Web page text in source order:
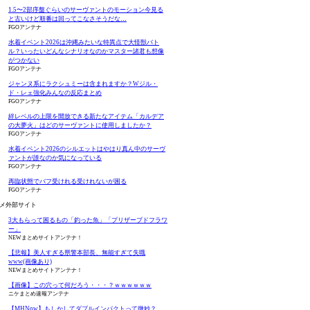
1.5〜2部序盤ぐらいのサーヴァントのモーション今見る
と古いけど順番は回ってこなさそうだな…
FGOアンテナ
水着イベント2026は沖縄みたいな特異点で大怪獣バト
ル？いったいどんなシナリオなのかマスター諸君も想像
がつかない
FGOアンテナ
ジャンヌ系にラクシュミーは含まれますか？Wジル・
ド・レェ強化みんなの反応まとめ
FGOアンテナ
絆レベルの上限を開放できる新たなアイテム「カルデア
の大夢火」はどのサーヴァントに使用しましたか？
FGOアンテナ
水着イベント2026のシルエットはやはり真ん中のサーヴ
ァントが誰なのか気になっている
FGOアンテナ
再臨状態でバフ受けれる受けれないが困る
FGOアンテナ
外部サイト
3大もらって困るもの「釣った魚」「プリザーブドフラワ
ー」
NEWまとめサイトアンテナ！
【悲報】美人すぎる県警本部長、無能すぎて失職
www(画像あり)
NEWまとめサイトアンテナ！
【画像】この穴って何だろう・・・？ｗｗｗｗｗｗ
ニケまとめ速報アンテナ
【MHNow】もしかしてダブルインパクトって微妙？